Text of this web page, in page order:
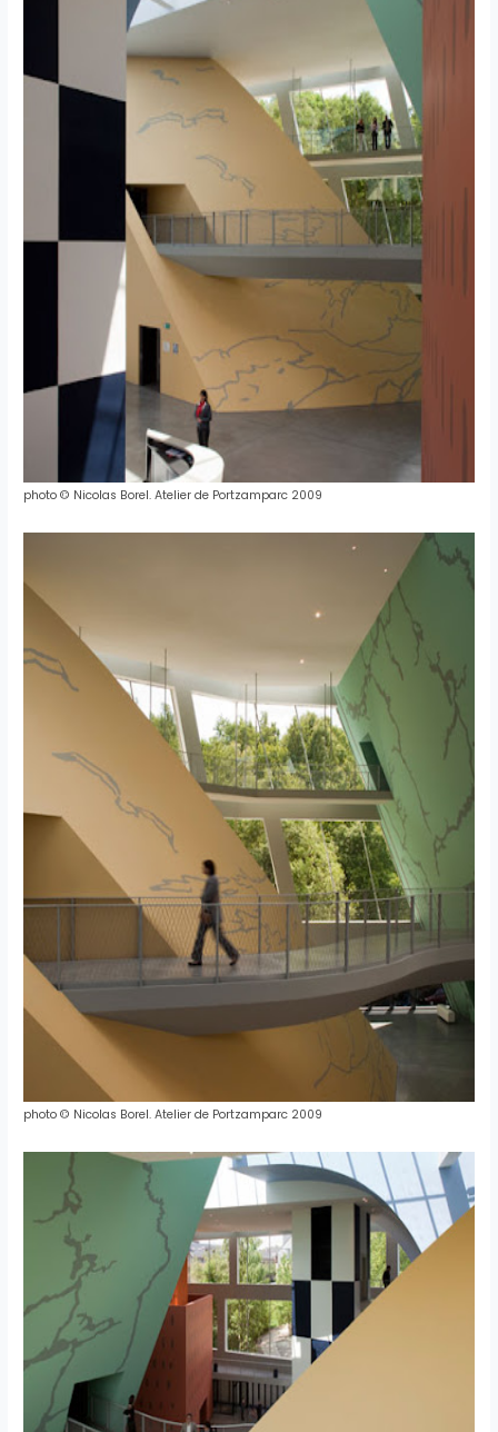
photo © Nicolas Borel. Atelier de Portzamparc 2009
photo © Nicolas Borel. Atelier de Portzamparc 2009